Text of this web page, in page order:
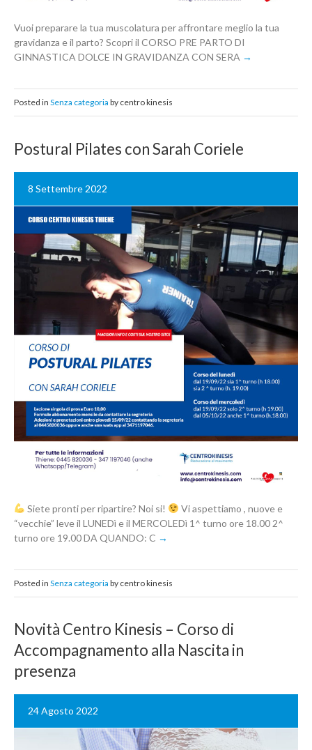
Vuoi preparare la tua muscolatura per affrontare meglio la tua
gravidanza e il parto? Scopri il CORSO PRE PARTO DI
GINNASTICA DOLCE IN GRAVIDANZA CON SERA
Posted in Senza categoria by centro kinesis
Postural Pilates con Sarah Coriele
8 Settembre 2022
Siete pronti per ripartire? Noi si!
Vi aspettiamo , nuove e
“vecchie” leve il LUNEDì e il MERCOLEDì 1^ turno ore 18.00 2^
turno ore 19.00 DA QUANDO: C
Posted in Senza categoria by centro kinesis
Novità Centro Kinesis – Corso di
Accompagnamento alla Nascita in
presenza
24 Agosto 2022